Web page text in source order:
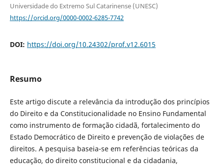
Universidade do Extremo Sul Catarinense (UNESC)
https://orcid.org/0000-0002-6285-7742
DOI: https://doi.org/10.24302/prof.v12.6015
Resumo
Este artigo discute a relevância da introdução dos princípios
do Direito e da Constitucionalidade no Ensino Fundamental
como instrumento de formação cidadã, fortalecimento do
Estado Democrático de Direito e prevenção de violações de
direitos. A pesquisa baseia-se em referências teóricas da
educação, do direito constitucional e da cidadania,